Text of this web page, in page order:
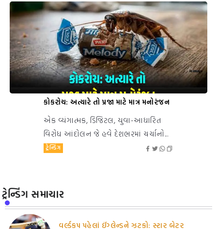
કોકરોચ: અત્યારે તો પ્રજા માટે માત્ર મનોરંજન
એક વ્યંગાત્મક, ડિજિટલ, યુવા-આધારિત
વિરોધ આંદોલન જે હવે દેશભરમાં ચર્ચાનો...
ટ્રેન્ડિંગ
ટ્રેન્ડિંગ સમાચાર
વર્લ્ડકપ પહેલાં ઈંગ્લેન્ડને ઝટકો: સ્ટાર બેટર